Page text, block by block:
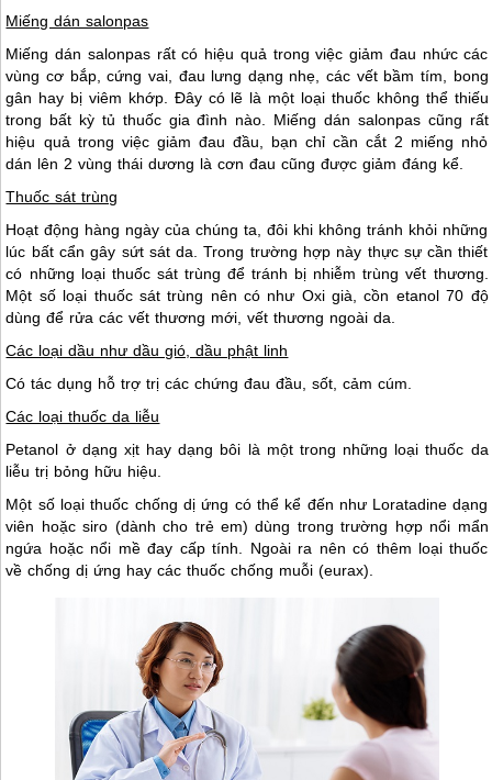
Miếng dán salonpas
Miếng dán salonpas rất có hiệu quả trong việc giảm đau nhức các
vùng cơ bắp, cứng vai, đau lưng dạng nhẹ, các vết bầm tím, bong
gân hay bị viêm khớp. Đây có lẽ là một loại thuốc không thể thiếu
trong bất kỳ tủ thuốc gia đình nào. Miếng dán salonpas cũng rất
hiệu quả trong việc giảm đau đầu, bạn chỉ cần cắt 2 miếng nhỏ
dán lên 2 vùng thái dương là cơn đau cũng được giảm đáng kể.
Thuốc sát trùng
Hoạt động hàng ngày của chúng ta, đôi khi không tránh khỏi những
lúc bất cẩn gây sứt sát da. Trong trường hợp này thực sự cần thiết
có những loại thuốc sát trùng để tránh bị nhiễm trùng vết thương.
Một số loại thuốc sát trùng nên có như Oxi già, cồn etanol 70 độ
dùng để rửa các vết thương mới, vết thương ngoài da.
Các loại dầu như dầu gió, dầu phật linh
Có tác dụng hỗ trợ trị các chứng đau đầu, sốt, cảm cúm.
Các loại thuốc da liễu
Petanol ở dạng xịt hay dạng bôi là một trong những loại thuốc da
liễu trị bỏng hữu hiệu.
Một số loại thuốc chống dị ứng có thể kể đến như Loratadine dạng
viên hoặc siro (dành cho trẻ em) dùng trong trường hợp nổi mẩn
ngứa hoặc nổi mề đay cấp tính. Ngoài ra nên có thêm loại thuốc
về chống dị ứng hay các thuốc chống muỗi (eurax).